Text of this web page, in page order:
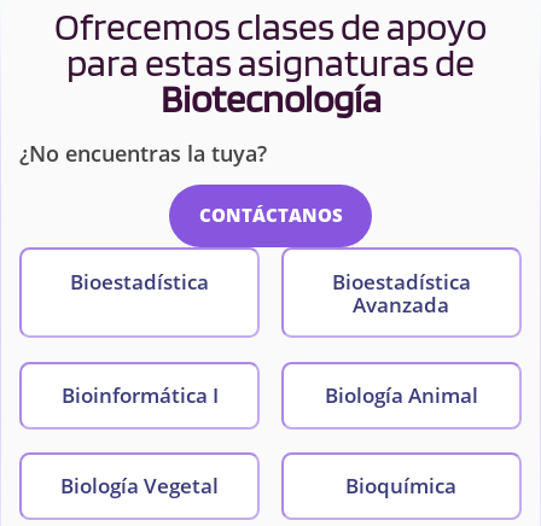
Ofrecemos clases de apoyo
para estas asignaturas de
Biotecnología
¿No encuentras la tuya?
CONTÁCTANOS
Bioestadística
Bioestadística
Avanzada
Bioinformática I Biología Animal
Biología Vegetal Bioquímica